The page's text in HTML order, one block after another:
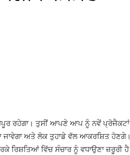
ਰਹੇਗਾ। ਤੁਸੀਂ ਆਪਣੇ ਆਪ ਨੂੰ ਨਵੇਂ
ਜਾਵੇਗਾ ਅਤੇ ਲੋਕ ਤੁਹਾਡੇ ਵੱਲ ਆਕਰਸ਼ਿਤ
ਰਿਸ਼ਤਿਆਂ ਵਿੱਚ ਸੰਚਾਰ ਨੂੰ ਵਧਾਉਣਾ ਜ਼ਰੂਰੀ